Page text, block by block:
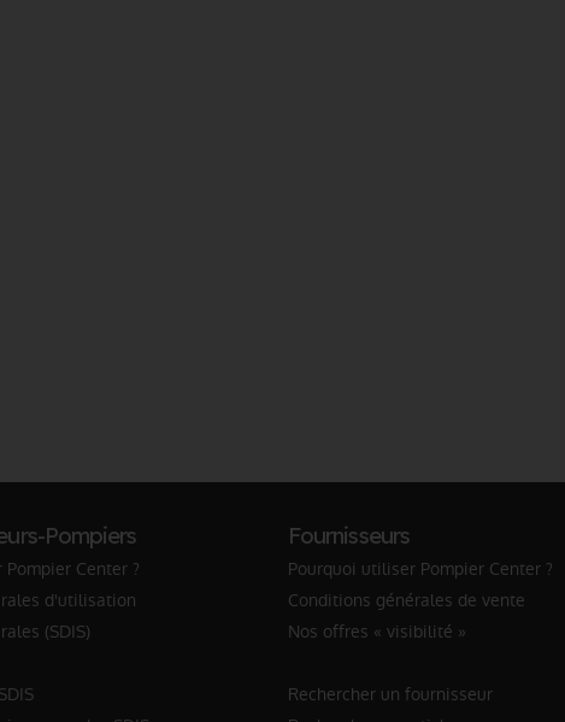
Pompiers
Center ?
d'utilisation
(SDIS)
Fournisseurs
Pourquoi utiliser Pompier Center ?
Conditions générales de vente
Nos offres « visibilité »
Rechercher un fournisseur